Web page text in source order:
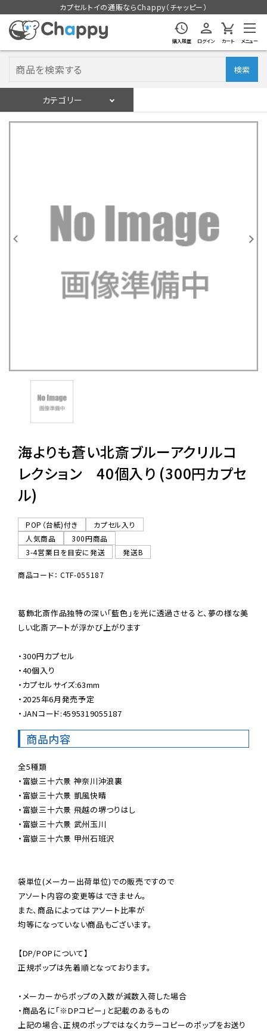
カプセルトイの通販ならChappy（チャッピー）
購入履歴 ログイン カート メニュー
検索
カテゴリー
ログイン 会員登録
カプセルトイ
レンタル
海よりも蒼い北斎ブルーアクリルコ
レクション 40個入り (300円カプセ
ル)
POP（台紙)付き
カプセル入り
人気商品
300円商品
3-4営業日を目安に発送
発送B
商品コード： CTF-055187
葛飾北斎作品独特の深い「藍色」を光に透過させると、夢の様な美
しい北斎アートが浮かび上がります
・300円カプセル
・40個入り
・カプセルサイズ:63mm
・2025年6月発売予定
・JANコード:4595319055187
商品内容
全5種類
・富嶽三十六景 神奈川沖浪裏
・富嶽三十六景 凱風快晴
・富嶽三十六景 飛越の堺つりはし
・富嶽三十六景 武州玉川
・富嶽三十六景 甲州石班沢
袋単位(メーカー出荷単位)での販売ですので
アソート内容の変更等はできません。
また、商品によってはアソート比率が
均等になっていない商品もございます。
【DP/POPについて】
正規ポップは先着順となっております。
・メーカーからポップの入数が減数入荷した場合
・商品名に「※DPコピー」と記載のあるもの
上記の場合、正規のポップではなくカラーコピーのポップをお送り